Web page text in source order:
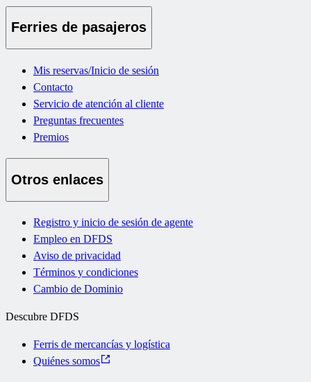
Ferries de pasajeros
Mis reservas/Inicio de sesión
Contacto
Servicio de atención al cliente
Preguntas frecuentes
Premios
Otros enlaces
Registro y inicio de sesión de agente
Empleo en DFDS
Aviso de privacidad
Términos y condiciones
Cambio de Dominio
Descubre DFDS
Ferris de mercancías y logística
Quiénes somos